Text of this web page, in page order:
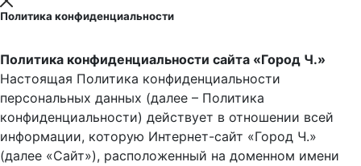
Политика конфиденциальности
Политика конфиденциальности сайта «Город Ч.»
Настоящая Политика конфиденциальности
персональных данных (далее – Политика
конфиденциальности) действует в отношении всей
информации, которую Интернет-сайт «Город Ч.»
(далее «Сайт»), расположенный на доменном имени